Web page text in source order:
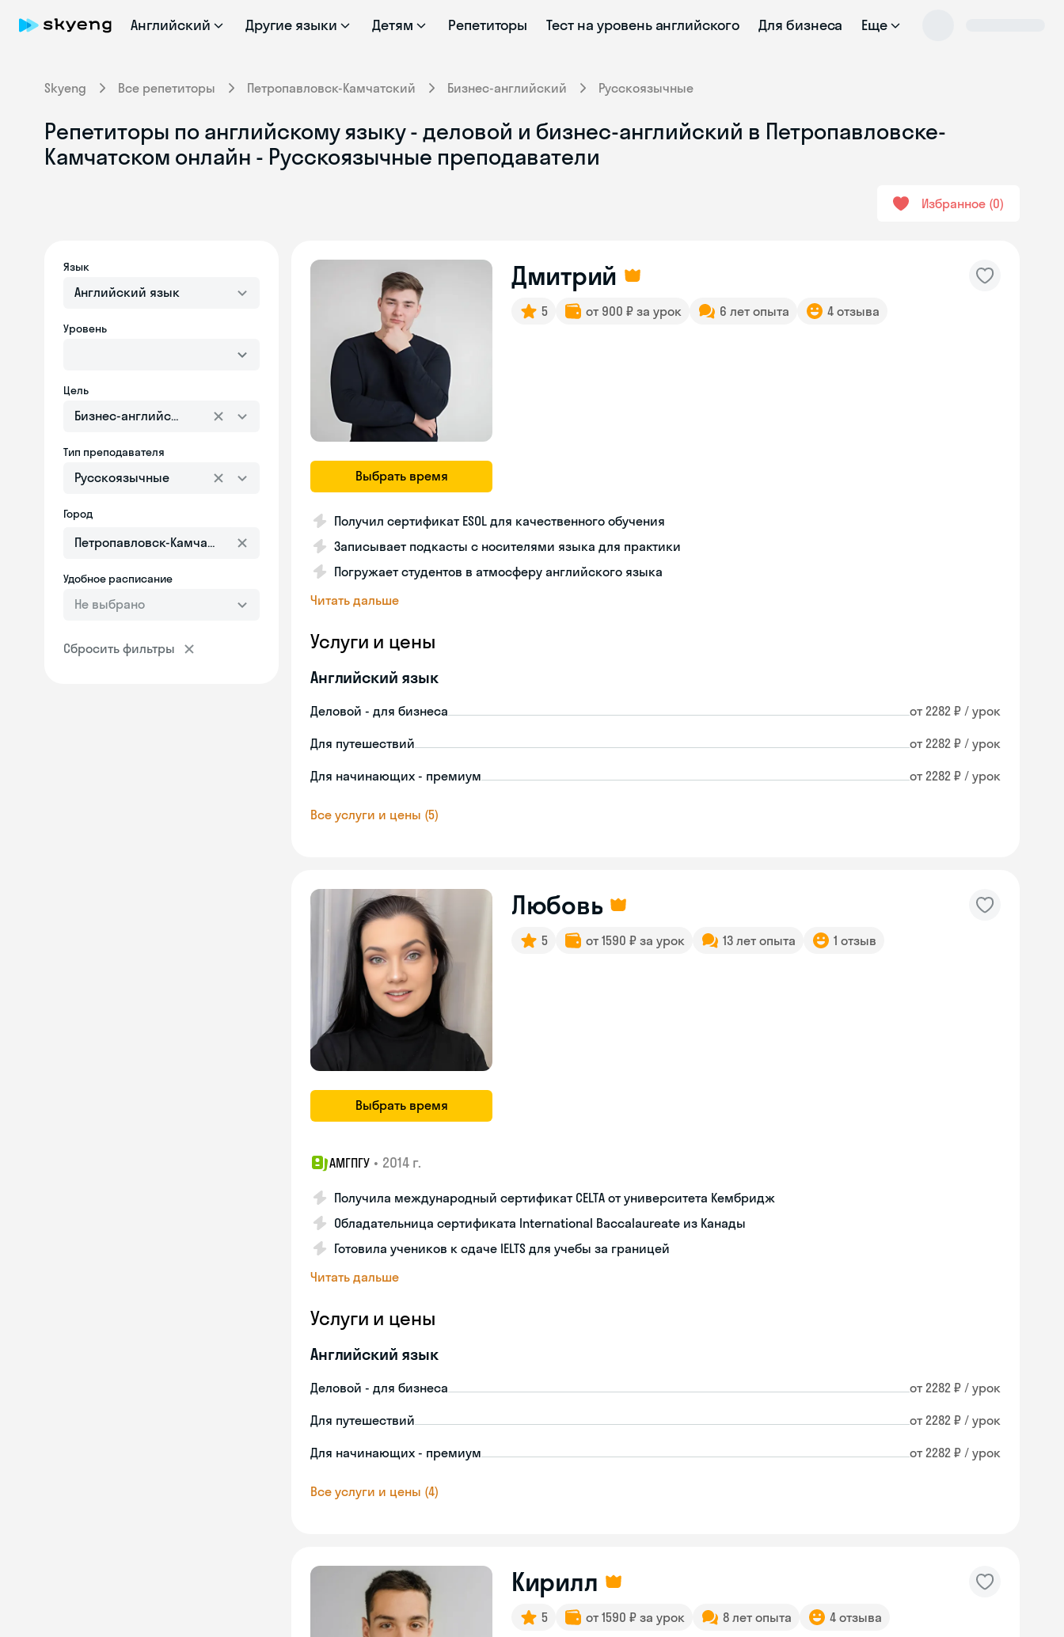
Английский Другие языки Детям Репетиторы Тест на уровень английского Для бизнеса Еще
Skyeng Все репетиторы Петропавловск-Камчатский Бизнес-английский Русскоязычные
Репетиторы по английскому языку - деловой и бизнес-английский в Петропавловске-
Камчатском онлайн - Русскоязычные преподаватели
Избранное 0
Язык
Английский язык
Уровень
Цель
Бизнес-английский
Тип преподавателя
Русскоязычные
Город
Удобное расписание
Не выбрано
Сбросить фильтры
Выбрать время
Дмитрий
5 от 900 ₽ за урок 6 лет опыта 4 отзыва
Получил сертификат ESOL для качественного обучения
Записывает подкасты с носителями языка для практики
Погружает студентов в атмосферу английского языка
Читать дальше
Услуги и цены
Английский язык
Деловой - для бизнеса от 2282 ₽ / урок
Для путешествий от 2282 ₽ / урок
Для начинающих - премиум от 2282 ₽ / урок
Все услуги и цены (5)
Выбрать время
Любовь
5 от 1590 ₽ за урок 13 лет опыта 1 отзыв
АМГПГУ • 2014 г.
Получила международный сертификат CELTA от университета Кембридж
Обладательница сертификата International Baccalaureate из Канады
Готовила учеников к сдаче IELTS для учебы за границей
Читать дальше
Услуги и цены
Английский язык
Деловой - для бизнеса от 2282 ₽ / урок
Для путешествий от 2282 ₽ / урок
Для начинающих - премиум от 2282 ₽ / урок
Все услуги и цены (4)
Кирилл
5 от 1590 ₽ за урок 8 лет опыта 4 отзыва